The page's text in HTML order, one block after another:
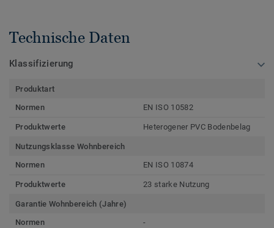
Technische Daten
Klassifizierung
Produktart
Normen
EN ISO 10582
Produktwerte Heterogener PVC Bodenbelag
Nutzungsklasse Wohnbereich
Normen
EN ISO 10874
Produktwerte 23 starke Nutzung
Garantie Wohnbereich (Jahre)
Normen
-